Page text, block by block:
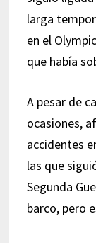
larga
en el
que había
A pesar de
ocasiones,
accidentes
las que
Segunda
barco, pero